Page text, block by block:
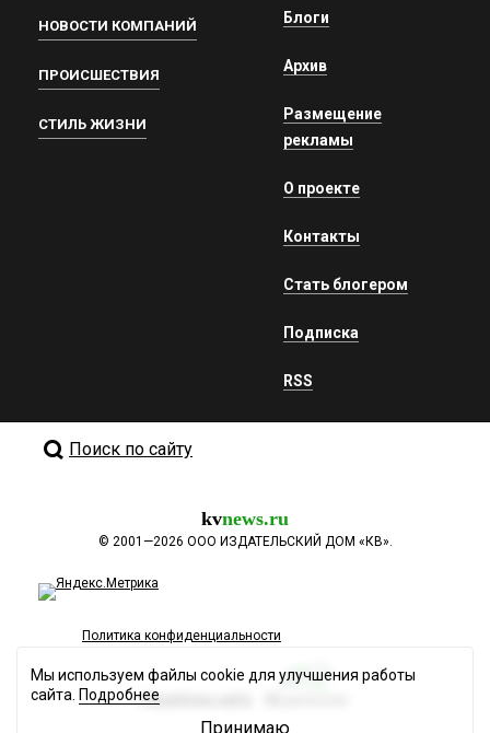
НОВОСТИ КОМПАНИЙ
ПРОИСШЕСТВИЯ
СТИЛЬ ЖИЗНИ
Блоги
Архив
Размещение
рекламы
О проекте
Контакты
Стать блогером
Подписка
RSS
Поиск по сайту
kvnews.ru
© 2001—2026 ООО ИЗДАТЕЛЬСКИЙ ДОМ «КВ».
Политика конфиденциальности
Разработка сайта
Мы используем файлы cookie для улучшения работы
сайта. Подробнее
Принимаю